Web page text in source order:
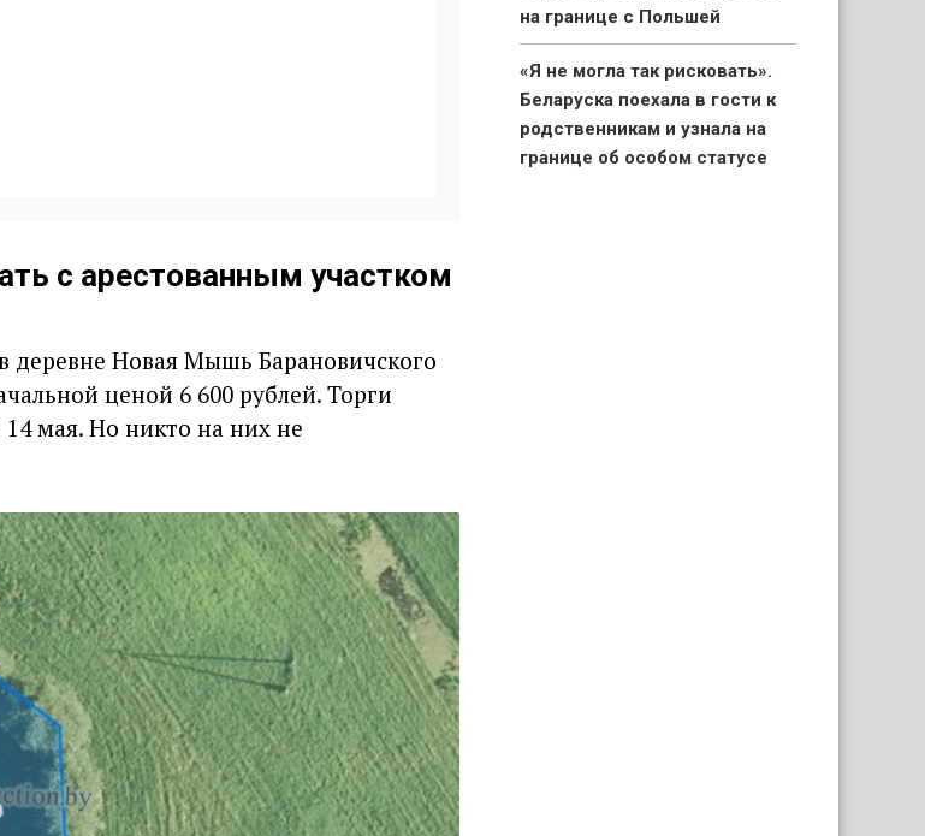
с арестованным участком
деревне Новая Мышь Барановичского
ценой 6 600 рублей. Торги
14 мая. Но никто на них не
на границе с Польшей
«Я не могла так рисковать».
Беларуска поехала в гости к
родственникам и узнала на
границе об особом статусе